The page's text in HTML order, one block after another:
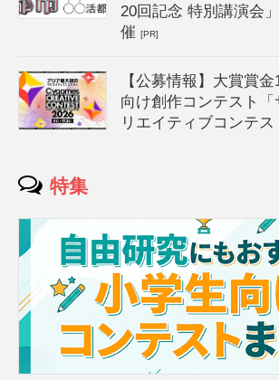
20回記念 特別講演会
催[PR]
【公募情報】大賞賞
向け創作コンテスト「
リエイティブコンテ
特集